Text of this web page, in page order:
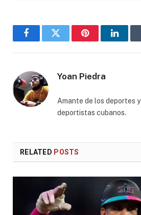
FacebookTwitter Pinterest
Yoan Piedra
Amante de los deportes
deportistas cubanos.
RELATED POSTS